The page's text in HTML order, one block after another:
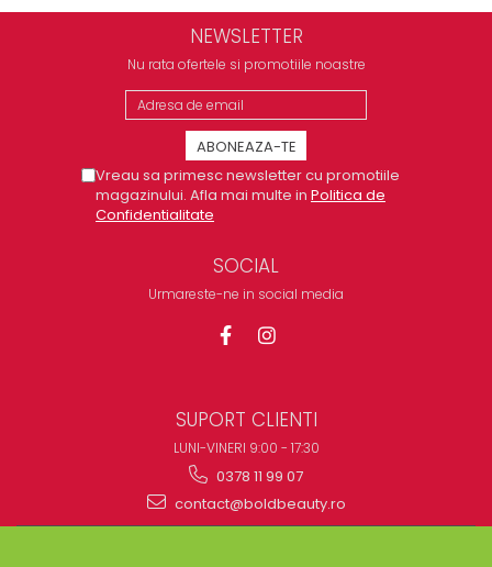
NEWSLETTER
Nu rata ofertele si promotiile noastre
Vreau sa primesc newsletter cu promotiile
magazinului. Afla mai multe in Politica de
Confidentialitate
SOCIAL
Urmareste-ne in social media
SUPORT CLIENTI
LUNI-VINERI 9:00 - 17:30
0378 11 99 07
contact@boldbeauty.ro